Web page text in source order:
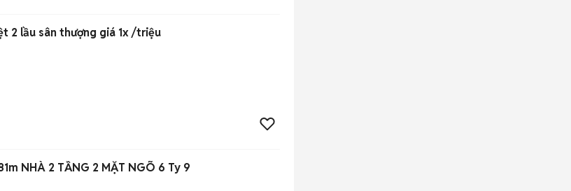
2 lầu sân thượng giá 1x /triệu
NHÀ 2 TẦNG 2 MẶT NGÕ 6 Ty 9